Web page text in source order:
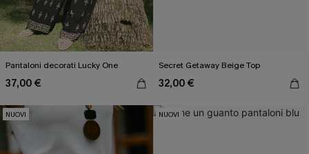
Pantaloni decorati Lucky One
37,00 €
Secret Getaway Beige Top
32,00 €
NUOVI NUOVI